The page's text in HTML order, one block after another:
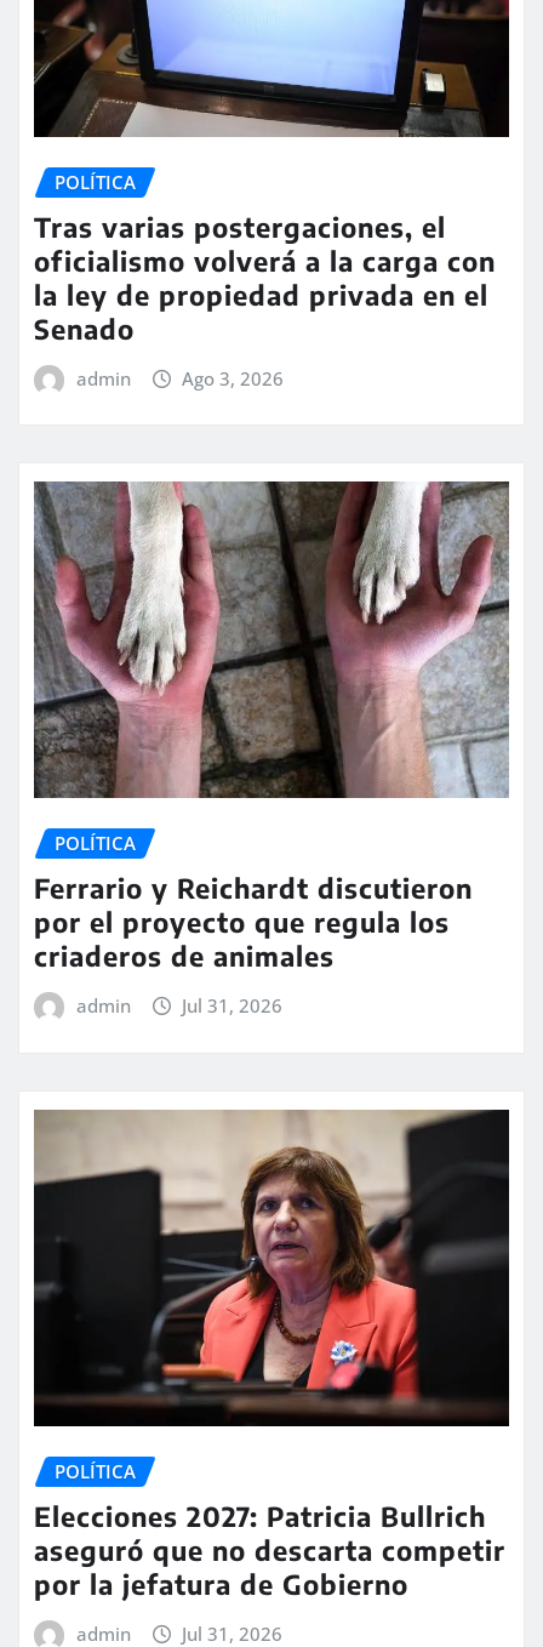
POLÍTICA
Tras varias postergaciones, el
oficialismo volverá a la carga con
la ley de propiedad privada en el
Senado
admin Ago 3, 2026
POLÍTICA
Ferrario y Reichardt discutieron
por el proyecto que regula los
criaderos de animales
admin Jul 31, 2026
POLÍTICA
Elecciones 2027: Patricia Bullrich
aseguró que no descarta competir
por la jefatura de Gobierno
admin Jul 31, 2026